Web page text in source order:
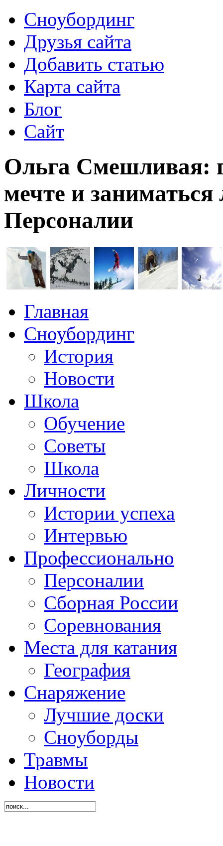
Сноубординг
Друзья сайта
Добавить статью
Карта сайта
Блог
Сайт
Ольга Смешливая:
мечте и
Персоналии
Главная
Сноубординг
История
Новости
Школа
Обучение
Советы
Школа
Личности
Истории успеха
Интервью
Профессионально
Персоналии
Сборная России
Соревнования
Места для катания
География
Снаряжение
Лучшие доски
Сноуборды
Травмы
Новости